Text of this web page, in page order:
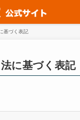
基づく表記
に基づく表記